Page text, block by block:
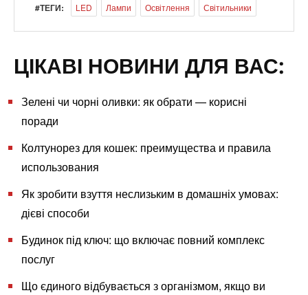
#ТЕГИ: LED Лампи Освітлення Світильники
ЦІКАВІ НОВИНИ ДЛЯ ВАС:
Зелені чи чорні оливки: як обрати — корисні
поради
Колтунорез для кошек: преимущества и правила
использования
Як зробити взуття неслизьким в домашніх умовах:
дієві способи
Будинок під ключ: що включає повний комплекс
послуг
Що єдиного відбувається з організмом, якщо ви